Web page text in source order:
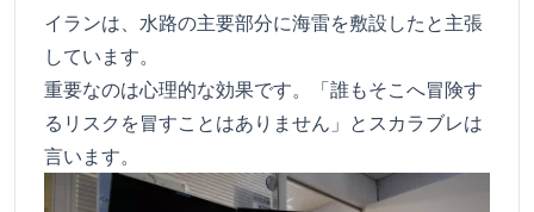
イランは、水路の主要部分に海雷を敷設したと主張
しています。
重要なのは心理的な効果です。「誰もそこへ冒険す
るリスクを冒すことはありません」とスカラブレは
言います。